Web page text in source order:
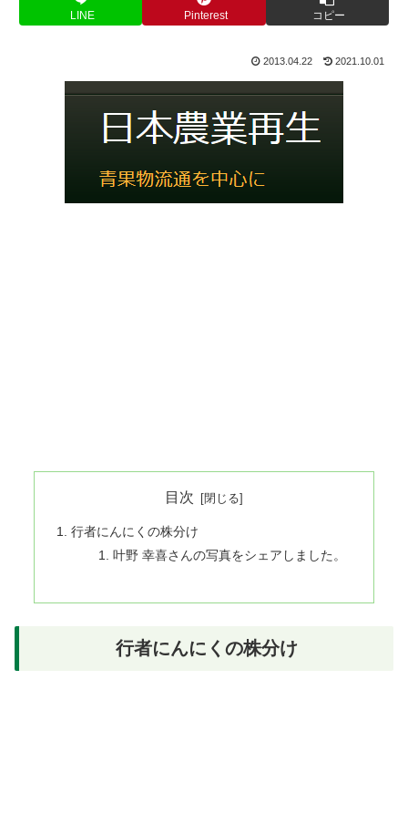
LINE Pinterest コピー
2013.04.22 2021.10.01
目次
行者にんにくの株分け
叶野 幸喜さんの写真をシェアしました。
行者にんにくの株分け